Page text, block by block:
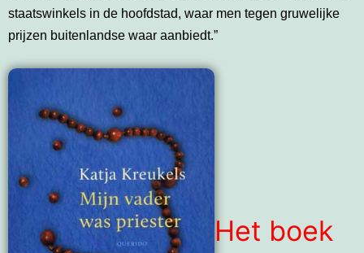
staatswinkels in de hoofdstad, waar men tegen gruwelijke
prijzen buitenlandse waar aanbiedt.”
Het boek